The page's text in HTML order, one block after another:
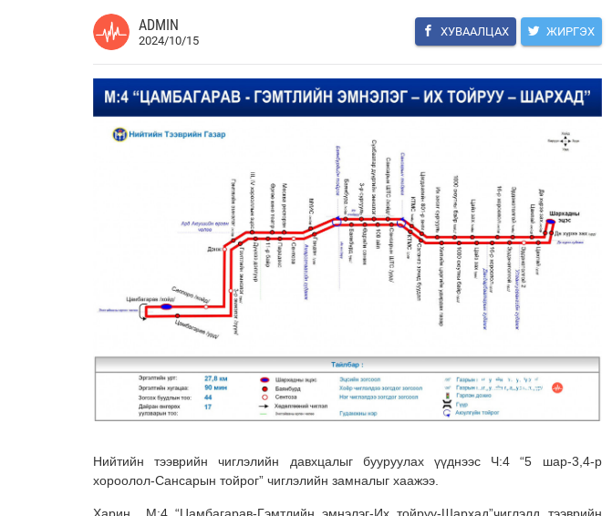
ADMIN
2024/10/15
ХУВААЛЦАХ ЖИРГЭХ
Нийтийн тээврийн чиглэлийн давхцалыг бууруулах үүднээс Ч:4 “5 шар-3,4-р
хороолол-Сансарын тойрог” чиглэлийн замналыг хаажээ.
Харин М:4 “Цамбагарав-Гэмтлийн эмнэлэг-Их тойруу-Шархад”чиглэлд тээврийн